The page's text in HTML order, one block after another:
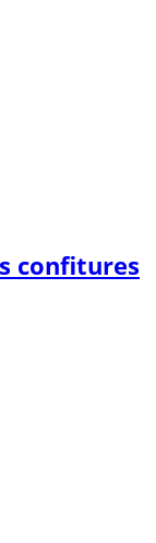
confitures